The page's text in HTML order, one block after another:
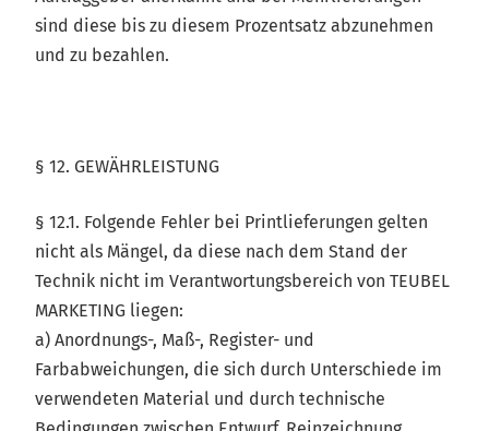
sind diese bis zu diesem Prozentsatz abzunehmen
und zu bezahlen.
§ 12. GEWÄHRLEISTUNG
§ 12.1. Folgende Fehler bei Printlieferungen gelten
nicht als Mängel, da diese nach dem Stand der
Technik nicht im Verantwortungsbereich von TEUBEL
MARKETING liegen:
a) Anordnungs-, Maß-, Register- und
Farbabweichungen, die sich durch Unterschiede im
verwendeten Material und durch technische